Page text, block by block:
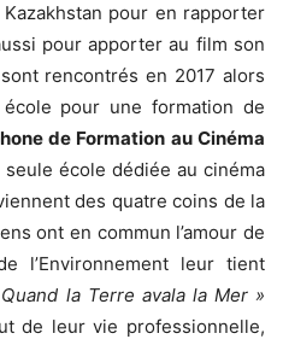
pour en rapporter
pour apporter au film son
rencontrés en 2017 alors
pour une formation de
de Formation au Cinéma
seule école dédiée au cinéma
des quatre coins de la
ont en commun l’amour de
l’Environnement leur tient
la Terre avala la Mer »
de leur vie professionnelle,